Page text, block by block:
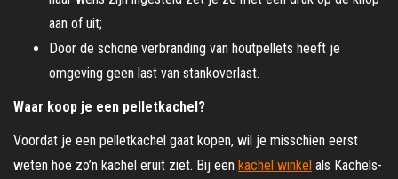
aan of uit;
Door de schone verbranding van houtpellets heeft je
omgeving geen last van stankoverlast.
Waar koop je een pelletkachel?
Voordat je een pelletkachel gaat kopen, wil je misschien eerst
weten hoe zo’n kachel eruit ziet. Bij een kachel winkel als Kachels-